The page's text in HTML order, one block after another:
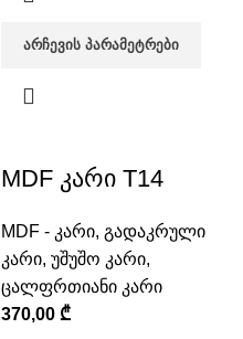
ᲐᲠᲩᲔᲕᲘᲡ ᲞᲐᲠᲐᲛᲔᲢᲠᲔᲑᲘ
MDF კარი T14
MDF - კარი, გადაკრული
კარი, უშუშო კარი,
ცალფრთიანი კარი
370,00 ₾